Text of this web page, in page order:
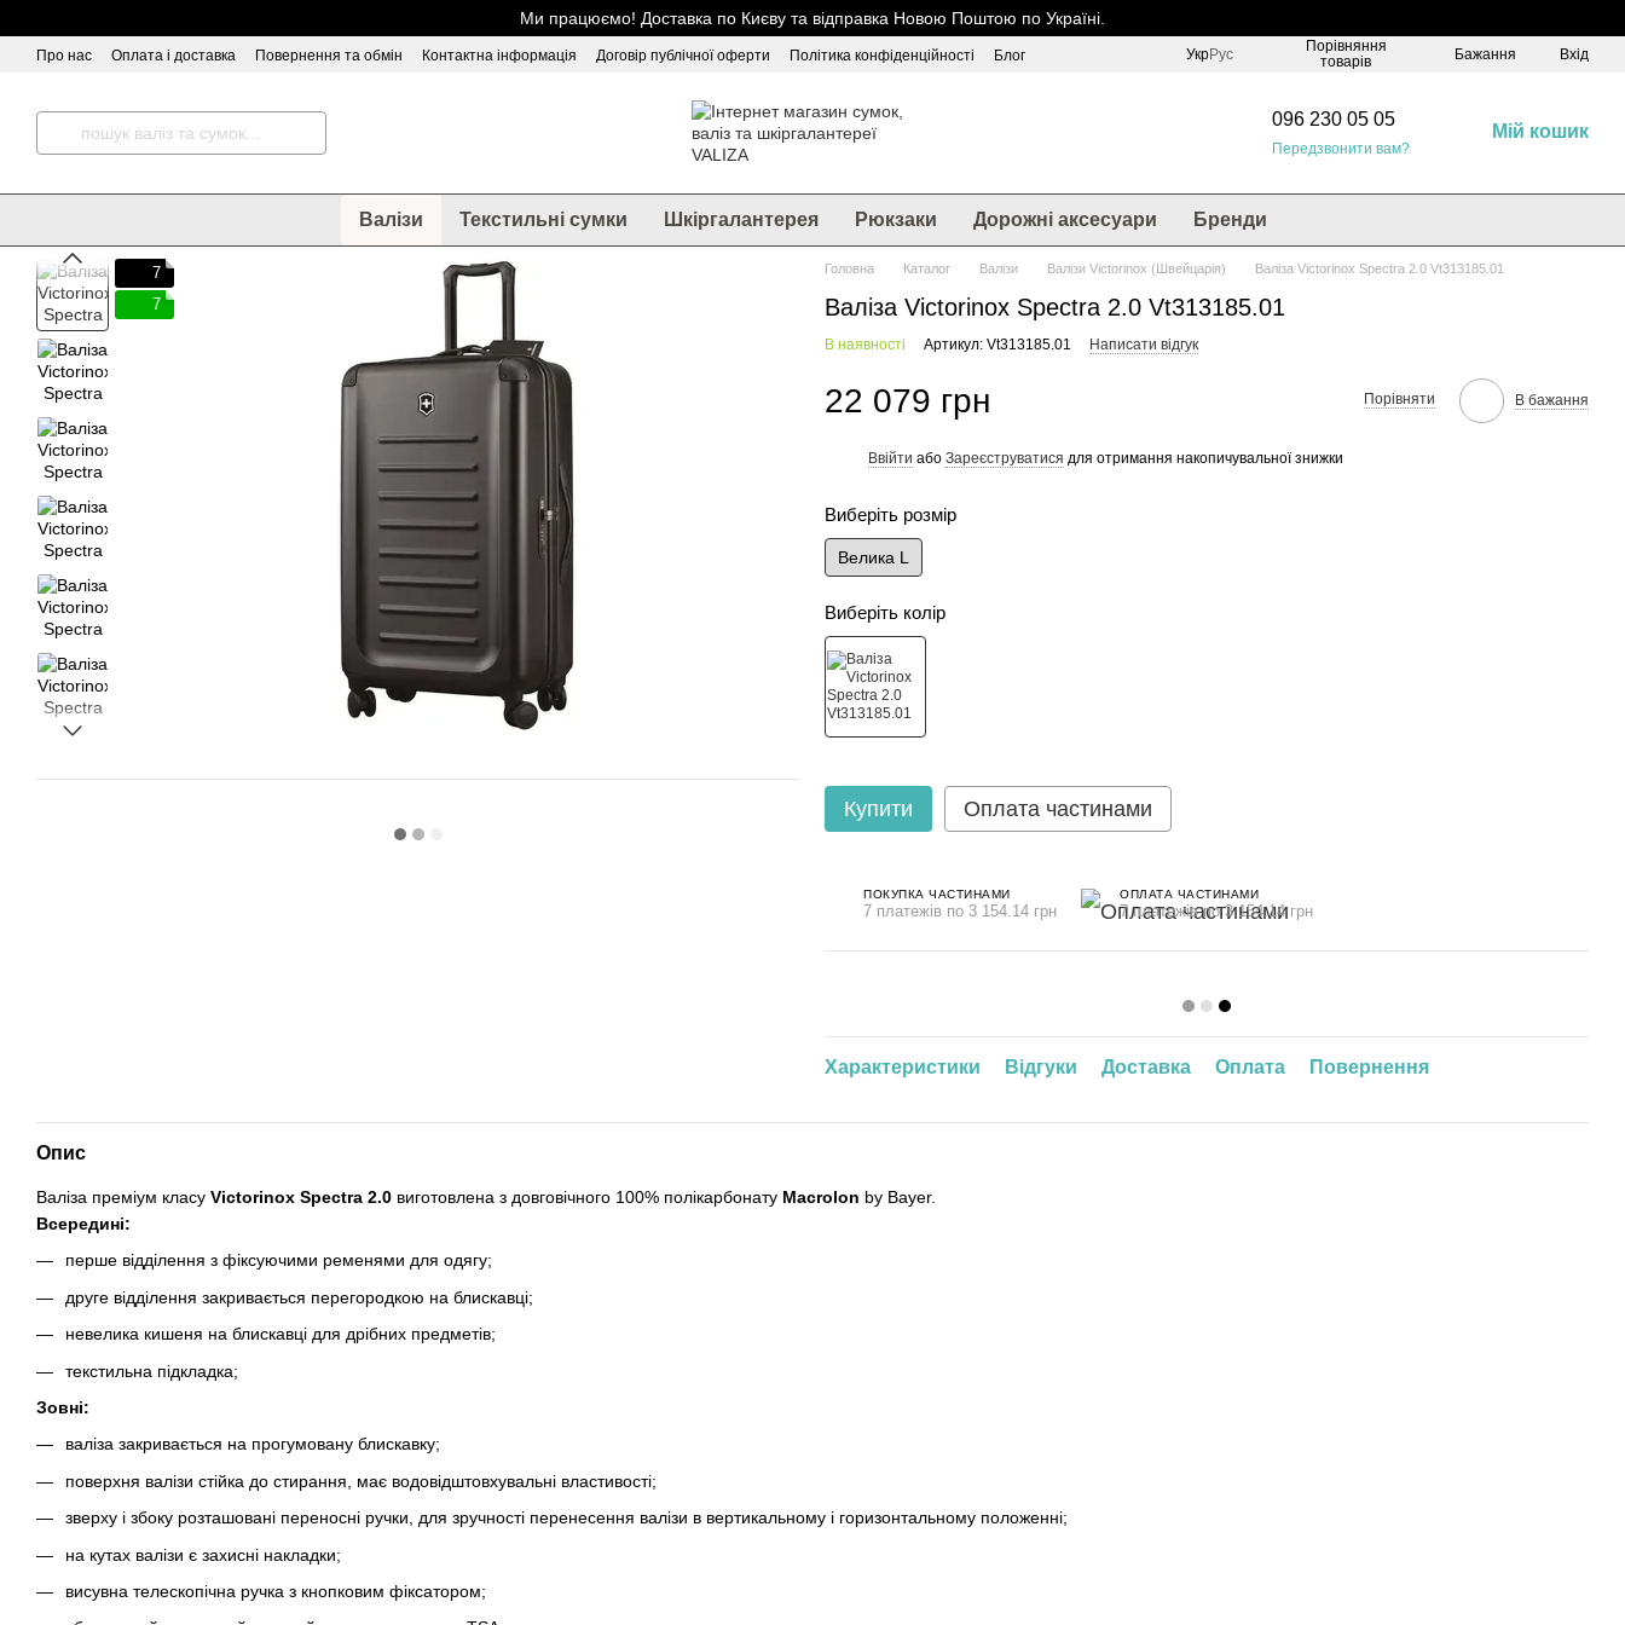
Ми працюємо! Доставка по Києву та відправка Новою Поштою по Україні.
Про нас Оплата і доставка Повернення та обмін Контактна інформація Договір публічної оферти Політика конфіденційності
Блог
УкрРус
Порівняння
товарів
Бажання Вхід
096 230 05 05
Передзвонити вам?
Мій кошик
Валізи Текстильні сумки Шкіргалантерея Рюкзаки Дорожні аксесуари Бренди
7
7
Головна Каталог Валізи Валізи Victorinox (Швейцарія) Валіза Victorinox Spectra 2.0 Vt313185.01
Валіза Victorinox Spectra 2.0 Vt313185.01
В наявності Артикул: Vt313185.01 Написати відгук
22 079 грн Порівняти В бажання
Ввійти або Зареєструватися для отримання накопичувальної знижки
Виберіть розмір
Велика L
Виберіть колір
Купити Оплата частинами
ПОКУПКА ЧАСТИНАМИ
7 платежів по 3 154.14 грн
ОПЛАТА ЧАСТИНАМИ
7 платежів по 3 154.14 грн
Характеристики Відгуки Доставка Оплата Повернення
Опис
Валіза преміум класу Victorinox Spectra 2.0 виготовлена з довговічного 100% полікарбонату Macrolon by Bayer.
Всередині:
перше відділення з фіксуючими ременями для одягу;
друге відділення закривається перегородкою на блискавці;
невелика кишеня на блискавці для дрібних предметів;
текстильна підкладка;
Зовні:
валіза закривається на прогумовану блискавку;
поверхня валізи стійка до стирання, має водовідштовхувальні властивості;
зверху і збоку розташовані переносні ручки, для зручності перенесення валізи в вертикальному і горизонтальному положенні;
на кутах валізи є захисні накладки;
висувна телескопічна ручка з кнопковим фіксатором;